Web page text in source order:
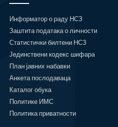
Информатор о раду НСЗ
Заштита података о личности
Статистички билтени НСЗ
Јединствени кодекс шифара
План јавних набавки
Анкета послодаваца
Каталог обука
Политике ИМС
Политика приватности